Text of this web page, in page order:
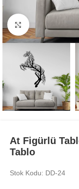
Büyüt
At Figürlü
Tablo
Stok Kodu: DD-24